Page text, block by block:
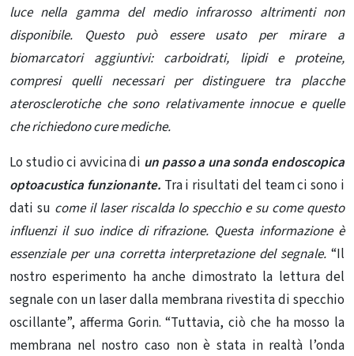
luce nella gamma del medio infrarosso altrimenti non
disponibile. Questo può essere usato per mirare a
biomarcatori aggiuntivi: carboidrati, lipidi e proteine,
compresi quelli necessari per distinguere tra placche
aterosclerotiche che sono relativamente innocue e quelle
che richiedono cure mediche.
Lo studio ci avvicina di un passo a una sonda endoscopica
optoacustica funzionante. Tra i risultati del team ci sono i
dati su come il laser riscalda lo specchio e su come questo
influenzi il suo indice di rifrazione. Questa informazione è
essenziale per una corretta interpretazione del segnale. “Il
nostro esperimento ha anche dimostrato la lettura del
segnale con un laser dalla membrana rivestita di specchio
oscillante”, afferma Gorin. “Tuttavia, ciò che ha mosso la
membrana nel nostro caso non è stata in realtà l’onda